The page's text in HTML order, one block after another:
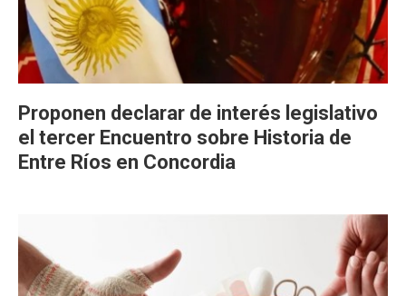
Proponen declarar de interés legislativo
el tercer Encuentro sobre Historia de
Entre Ríos en Concordia